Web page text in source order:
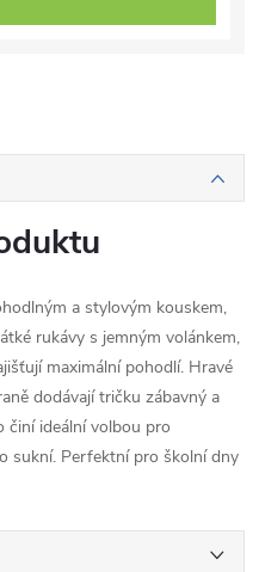
a stylovým kouskem,
rukávy s jemným volánkem,
maximální pohodlí. Hravé
dodávají tričku zábavný a
činí ideální volbou pro
sukní. Perfektní pro školní dny